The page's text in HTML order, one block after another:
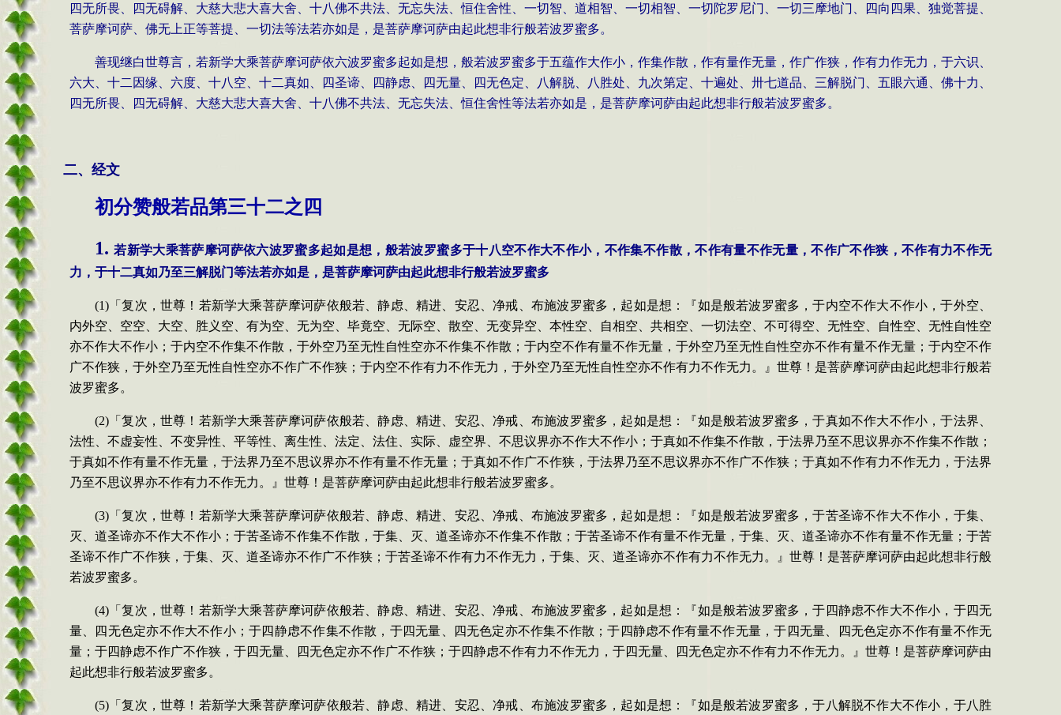
四无所畏、四无碍解、大慈大悲大喜大舍、十八佛不共法、无忘失法、恒住舍性、一切智、道相智、一切相智、一切陀罗尼门、一切三摩地门、四向四果、独觉菩提、
菩萨摩诃萨、佛无上正等菩提、一切法等法若亦如是，是菩萨摩诃萨由起此想非行般若波罗蜜多。
善现继白世尊言，若新学大乘菩萨摩诃萨依六波罗蜜多起如是想，般若波罗蜜多于五蕴作大作小，作集作散，作有量作无量，作广作狭，作有力作无力，于六识、
六大、十二因缘、六度、十八空、十二真如、四圣谛、四静虑、四无量、四无色定、八解脱、八胜处、九次第定、十遍处、卅七道品、三解脱门、五眼六通、佛十力、
四无所畏、四无碍解、大慈大悲大喜大舍、十八佛不共法、无忘失法、恒住舍性等法若亦如是，是菩萨摩诃萨由起此想非行般若波罗蜜多。
二、经文
初分赞般若品第三十二之四
1.若新学大乘菩萨摩诃萨依六波罗蜜多起如是想，般若波罗蜜多于十八空不作大不作小，不作集不作散，不作有量不作无量，不作广不作狭，不作有力不作无
力，于十二真如乃至三解脱门等法若亦如是，是菩萨摩诃萨由起此想非行般若波罗蜜多
(1)「复次，世尊！若新学大乘菩萨摩诃萨依般若、静虑、精进、安忍、净戒、布施波罗蜜多，起如是想：『如是般若波罗蜜多，于内空不作大不作小，于外空、
内外空、空空、大空、胜义空、有为空、无为空、毕竟空、无际空、散空、无变异空、本性空、自相空、共相空、一切法空、不可得空、无性空、自性空、无性自性空
亦不作大不作小；于内空不作集不作散，于外空乃至无性自性空亦不作集不作散；于内空不作有量不作无量，于外空乃至无性自性空亦不作有量不作无量；于内空不作
广不作狭，于外空乃至无性自性空亦不作广不作狭；于内空不作有力不作无力，于外空乃至无性自性空亦不作有力不作无力。』世尊！是菩萨摩诃萨由起此想非行般若
波罗蜜多。
(2)「复次，世尊！若新学大乘菩萨摩诃萨依般若、静虑、精进、安忍、净戒、布施波罗蜜多，起如是想：『如是般若波罗蜜多，于真如不作大不作小，于法界、
法性、不虚妄性、不变异性、平等性、离生性、法定、法住、实际、虚空界、不思议界亦不作大不作小；于真如不作集不作散，于法界乃至不思议界亦不作集不作散；
于真如不作有量不作无量，于法界乃至不思议界亦不作有量不作无量；于真如不作广不作狭，于法界乃至不思议界亦不作广不作狭；于真如不作有力不作无力，于法界
乃至不思议界亦不作有力不作无力。』世尊！是菩萨摩诃萨由起此想非行般若波罗蜜多。
(3)「复次，世尊！若新学大乘菩萨摩诃萨依般若、静虑、精进、安忍、净戒、布施波罗蜜多，起如是想：『如是般若波罗蜜多，于苦圣谛不作大不作小，于集、
灭、道圣谛亦不作大不作小；于苦圣谛不作集不作散，于集、灭、道圣谛亦不作集不作散；于苦圣谛不作有量不作无量，于集、灭、道圣谛亦不作有量不作无量；于苦
圣谛不作广不作狭，于集、灭、道圣谛亦不作广不作狭；于苦圣谛不作有力不作无力，于集、灭、道圣谛亦不作有力不作无力。』世尊！是菩萨摩诃萨由起此想非行般
若波罗蜜多。
(4)「复次，世尊！若新学大乘菩萨摩诃萨依般若、静虑、精进、安忍、净戒、布施波罗蜜多，起如是想：『如是般若波罗蜜多，于四静虑不作大不作小，于四无
量、四无色定亦不作大不作小；于四静虑不作集不作散，于四无量、四无色定亦不作集不作散；于四静虑不作有量不作无量，于四无量、四无色定亦不作有量不作无
量；于四静虑不作广不作狭，于四无量、四无色定亦不作广不作狭；于四静虑不作有力不作无力，于四无量、四无色定亦不作有力不作无力。』世尊！是菩萨摩诃萨由
起此想非行般若波罗蜜多。
(5)「复次，世尊！若新学大乘菩萨摩诃萨依般若、静虑、精进、安忍、净戒、布施波罗蜜多，起如是想：『如是般若波罗蜜多，于八解脱不作大不作小，于八胜